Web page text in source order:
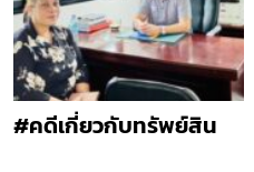
#คดีเกี่ยวกับทรัพย์สิน